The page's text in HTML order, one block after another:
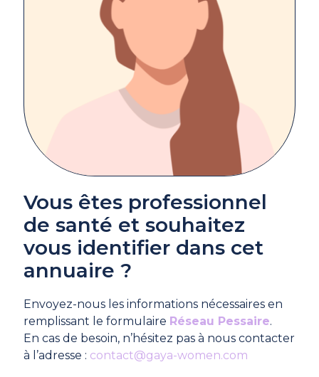
Vous êtes professionnel
de santé et souhaitez
vous identifier dans cet
annuaire ?
Envoyez-nous les informations nécessaires en
remplissant le formulaire Réseau Pessaire.
En cas de besoin, n’hésitez pas à nous contacter
à l’adresse : contact@gaya-women.com